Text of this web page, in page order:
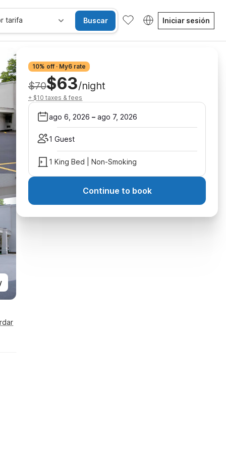
tarifa Buscar Iniciar sesión
10% off · My6 rate
$70$63/night
+ $10 taxes & fees
ago 6, 2026 – ago 7, 2026
1 Guest
1 King Bed | Non-Smoking
Continue to book